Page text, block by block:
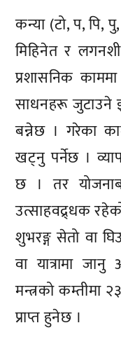
कन्या (टो, प, पि,
मिहिनेत र
प्रशासनिक
साधनहरू जुटाउने
बन्नेछ । गरेका
खट्नु पर्नेछ ।
छ । तर
उत्साहवद्र्धक
शुभरङ्ग सेतो वा
वा यात्रामा
मन्त्रको कम्तीमा
प्राप्त हुनेछ ।